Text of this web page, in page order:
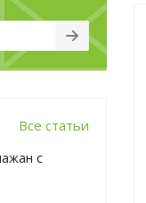
Все статьи
с